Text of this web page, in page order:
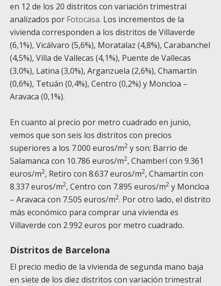
en 12 de los 20 distritos con variación trimestral
analizados por Fotocasa. Los incrementos de la
vivienda corresponden a los distritos de Villaverde
(6,1%), Vicálvaro (5,6%), Moratalaz (4,8%), Carabanchel
(4,5%), Villa de Vallecas (4,1%), Puente de Vallecas
(3,0%), Latina (3,0%), Arganzuela (2,6%), Chamartín
(0,6%), Tetuán (0,4%), Centro (0,2%) y Moncloa –
Aravaca (0,1%).
En cuanto al precio por metro cuadrado en junio,
vemos que son seis los distritos con precios
superiores a los 7.000 euros/m2 y son: Barrio de
Salamanca con 10.786 euros/m2, Chamberí con 9.361
euros/m2, Retiro con 8.637 euros/m2, Chamartín con
8.337 euros/m2, Centro con 7.895 euros/m2 y Moncloa
– Aravaca con 7.505 euros/m2. Por otro lado, el distrito
más económico para comprar una vivienda es
Villaverde con 2.992 euros por metro cuadrado.
Distritos de Barcelona
El precio medio de la vivienda de segunda mano baja
en siete de los diez distritos con variación trimestral